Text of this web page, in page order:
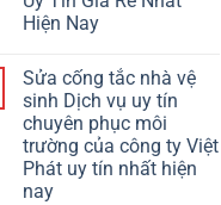
Hiện Nay
Sửa cống tắc nhà vệ
sinh Dịch vụ uy tín
chuyên phục môi
trường của công ty Việt
Phát uy tín nhất hiện
nay